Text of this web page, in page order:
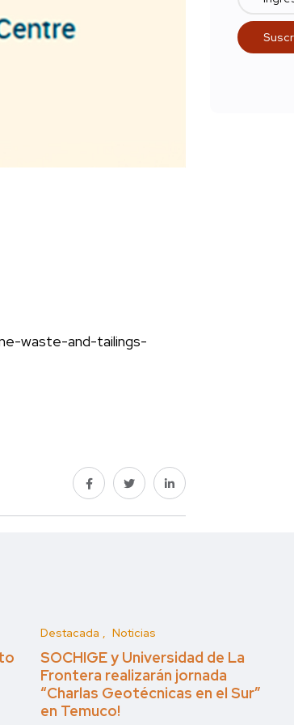
waste-and-tailings-
Destacada Noticias
SOCHIGE y Universidad de La
Frontera realizarán jornada
“Charlas Geotécnicas en el Sur”
en Temuco!